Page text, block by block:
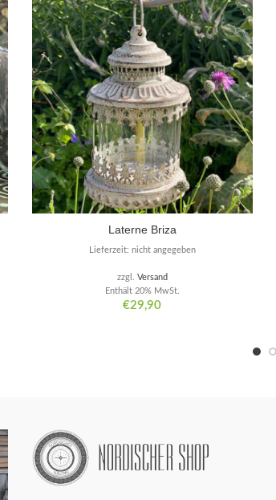
Laterne Briza
€29,90
Enthält 20% MwSt.
zzgl. Versand
Lieferzeit: nicht angegeben